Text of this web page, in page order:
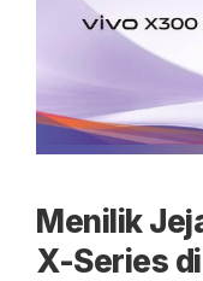
Menilik
X-Series